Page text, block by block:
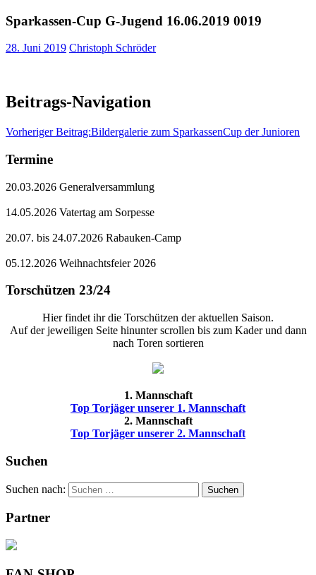
Sparkassen-Cup G-Jugend 16.06.2019 0019
28. Juni 2019 Christoph Schröder
Beitrags-Navigation
Vorheriger Beitrag:Bildergalerie zum SparkassenCup der Junioren
Termine
20.03.2026 Generalversammlung
14.05.2026 Vatertag am Sorpesse
20.07. bis 24.07.2026 Rabauken-Camp
05.12.2026 Weihnachtsfeier 2026
Torschützen 23/24
Hier findet ihr die Torschützen der aktuellen Saison.
Auf der jeweiligen Seite hinunter scrollen bis zum Kader und dann
nach Toren sortieren
1. Mannschaft
Top Torjäger unserer 1. Mannschaft
2. Mannschaft
Top Torjäger unserer 2. Mannschaft
Suchen
Suchen nach: Suchen
Partner